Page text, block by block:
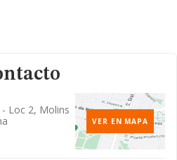
Loc 2, Molins
VER EN MAPA